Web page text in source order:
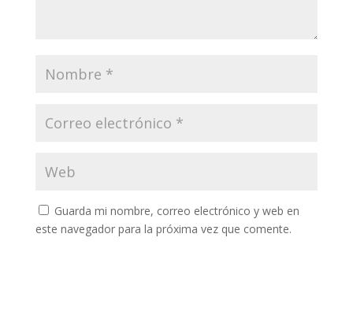
Guarda mi nombre, correo electrónico y web en
este navegador para la próxima vez que comente.